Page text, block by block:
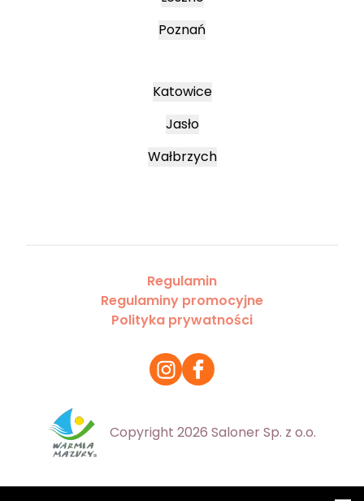
Poznań
Katowice
Jasło
Wałbrzych
Regulamin
Regulaminy promocyjne
Polityka prywatności
Copyright 2026 Saloner Sp. z o.o.